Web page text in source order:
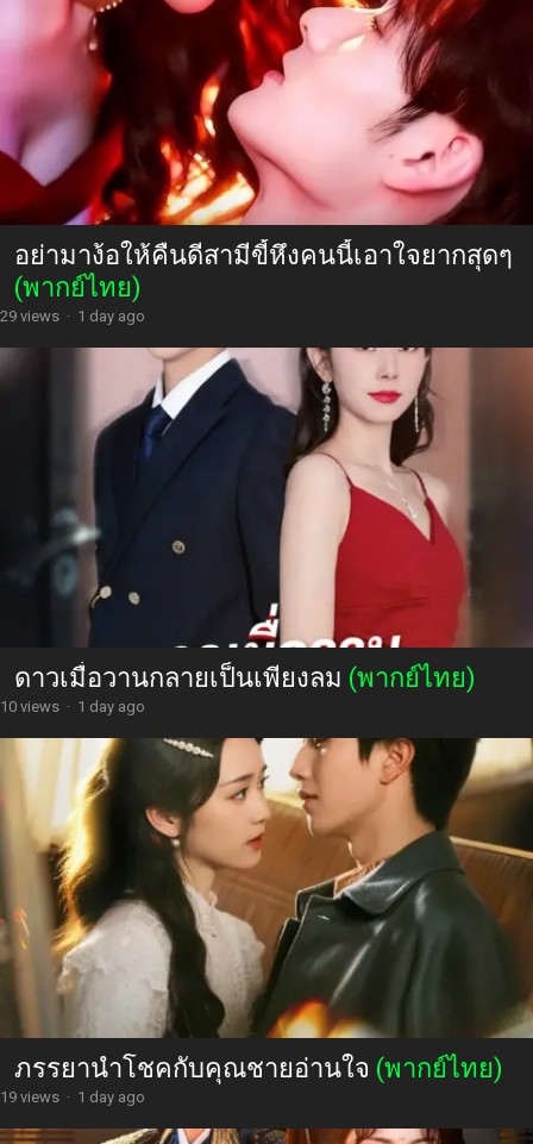
อย่ามาง้อให้คืนดีสามีขี้หึงคนนี้เอาใจยากสุดๆ
(พากย์ไทย)
29 views · 1 day ago
ดาวเมื่อวานกลายเป็นเพียงลม (พากย์ไทย)
10 views · 1 day ago
ภรรยานำโชคกับคุณชายอ่านใจ (พากย์ไทย)
19 views · 1 day ago